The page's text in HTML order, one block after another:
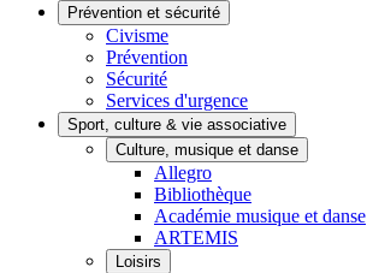
Prévention et sécurité
Civisme
Prévention
Sécurité
Services d'urgence
Sport, culture & vie associative
Culture, musique et danse
Allegro
Bibliothèque
Académie musique et danse
ARTEMIS
Loisirs